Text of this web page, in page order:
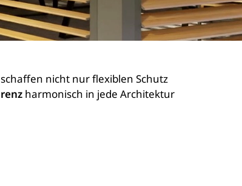
nicht nur flexiblen Schutz
harmonisch in jede Architektur